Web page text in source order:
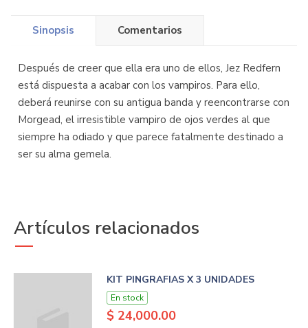
Sinopsis Comentarios
Después de creer que ella era uno de ellos, Jez Redfern
está dispuesta a acabar con los vampiros. Para ello,
deberá reunirse con su antigua banda y reencontrarse con
Morgead, el irresistible vampiro de ojos verdes al que
siempre ha odiado y que parece fatalmente destinado a
ser su alma gemela.
Artículos relacionados
KIT PINGRAFIAS X 3 UNIDADES
En stock
$ 24,000.00